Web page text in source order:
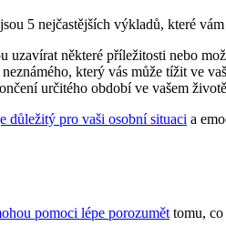
5 nejčastějších výkladů, které
uzavírat některé příležitosti nebo
který vás může tížit ve
určitého období ve vašem
důležitý pro vaši osobní situaci a
pomoci lépe porozumět tomu, co